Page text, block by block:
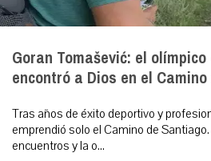
Goran Tomašević: el
encontró a Dios en el
Tras años de éxito deportivo y
emprendió solo el Camino de
encuentros y la o...